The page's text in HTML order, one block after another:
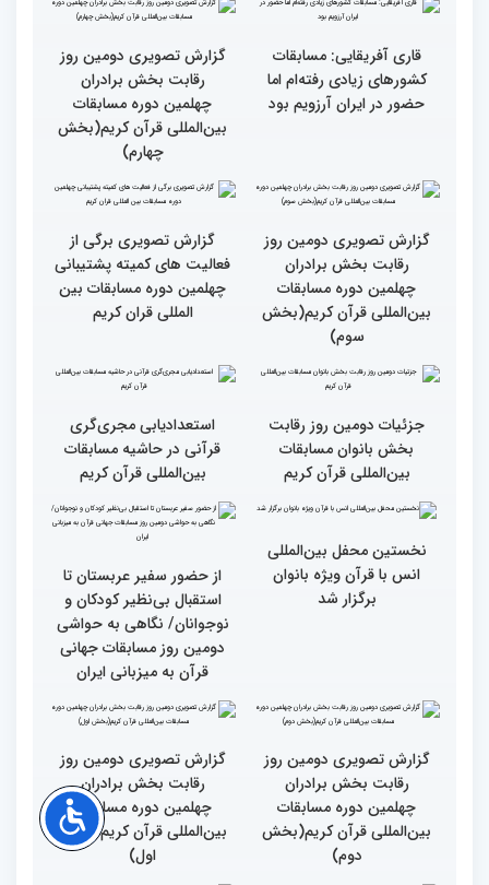
انس با قرآن است
قرائت قرآن برای هر
مسلمان باید اولین اولویت
انس با قرآن در روابط
اجتماعی افراد تأثیرگذار است
کشورهای زیادی رفته‌ام اما
حضور در ایران آرزویم بود
رقابت بخش برادران
چهلمین دوره مسابقات
بین‌المللی قرآن کریم(بخش
چهارم)
رقابت بخش برادران
چهلمین دوره مسابقات
بین‌المللی قرآن کریم(بخش
سوم)
فعالیت های کمیته پشتیبانی
چهلمین دوره مسابقات بین
المللی قران کریم
جزئیات دومین روز رقابت
بخش بانوان مسابقات
استعدادیابی مجری‌گری
قرآنی در حاشیه مسابقات
بین‌المللی قرآن کریم
نخستین محفل بین‌المللی
برگزار شد
استقبال بی‌نظیر کودکان و
نوجوانان/ نگاهی به حواشی
دومین روز مسابقات جهانی
قرآن به میزبانی ایران